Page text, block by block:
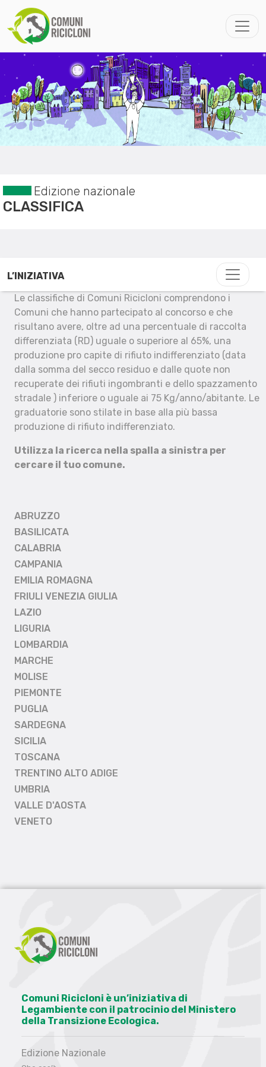
Edizione nazionale
CLASSIFICA
L’INIZIATIVA
Le classifiche di Comuni Ricicloni comprendono i
Comuni che hanno partecipato al concorso e che
risultano avere, oltre ad una percentuale di raccolta
differenziata (RD) uguale o superiore al 65%, una
produzione pro capite di rifiuto indifferenziato (data
dalla somma del secco residuo e dalle quote non
recuperate dei rifiuti ingombranti e dello spazzamento
stradale ) inferiore o uguale ai 75 Kg/anno/abitante. Le
graduatorie sono stilate in base alla più bassa
produzione di rifiuto indifferenziato.
Utilizza la ricerca nella spalla a sinistra per
cercare il tuo comune.
ABRUZZO
BASILICATA
CALABRIA
CAMPANIA
EMILIA ROMAGNA
FRIULI VENEZIA GIULIA
LAZIO
LIGURIA
LOMBARDIA
MARCHE
MOLISE
PIEMONTE
PUGLIA
SARDEGNA
SICILIA
TOSCANA
TRENTINO ALTO ADIGE
UMBRIA
VALLE D'AOSTA
VENETO
Comuni Ricicloni è un’iniziativa di
Legambiente con il patrocinio del Ministero
della Transizione Ecologica.
Edizione Nazionale